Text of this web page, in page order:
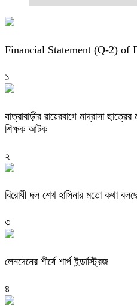
Financial Statement (Q-2) of
১
যাত্রাবাড়ীর রায়েরবাগে মাদ্রাসা
শিক্ষক আটক
২
বিরোধী দল শেখ হাসিনার মতো কথা
৩
লেনদেনের শীর্ষে শার্প ইন্ডাস্ট্রিজ
৪